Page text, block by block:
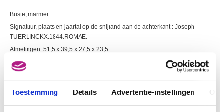
Toestemming Details Advertentie-instellingen
Buste, marmer
Signatuur, plaats en jaartal op de snijrand aan de achterkant : Joseph
TUERLINCKX.1844.ROMAE.
Afmetingen: 51,5 x 39,5 x 27,5 x 23,5
Herkomst: Gekocht in galerie Arenberg tijdens de tentoonstelling "Enkele
aspecten van de Belgische kunst in de 18de en 19de eeuw", Brussel,
1988, cat. nr. 35 (met als titel : Buste de femme)
KUNSTENAAR(S)